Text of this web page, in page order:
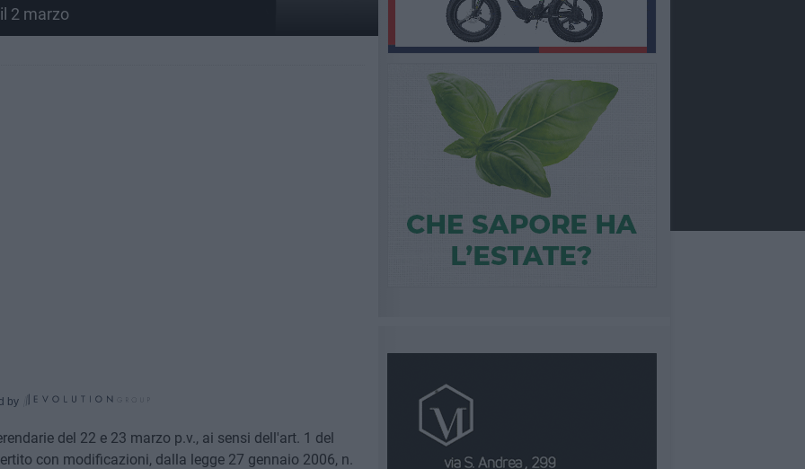
2 marzo
by
del 22 e 23 marzo p.v., ai sensi dell'art. 1 del
con modificazioni, dalla legge 27 gennaio 2006, n.